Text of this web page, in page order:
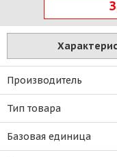
Производитель
Тип товара
Базовая единица